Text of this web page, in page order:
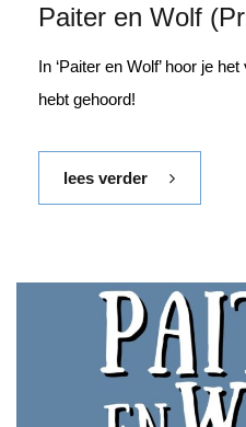
Paiter en Wolf
In ‘Paiter en Wolf’ hoor je
hebt gehoord!
lees verder